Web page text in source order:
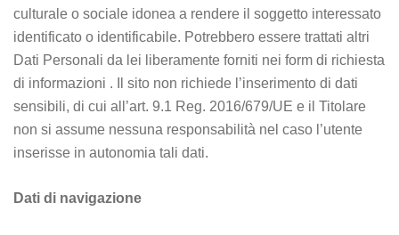
culturale o sociale idonea a rendere il soggetto interessato
identificato o identificabile. Potrebbero essere trattati altri
Dati Personali da lei liberamente forniti nei form di richiesta
di informazioni . Il sito non richiede l’inserimento di dati
sensibili, di cui all’art. 9.1 Reg. 2016/679/UE e il Titolare
non si assume nessuna responsabilità nel caso l’utente
inserisse in autonomia tali dati.
Dati di navigazione